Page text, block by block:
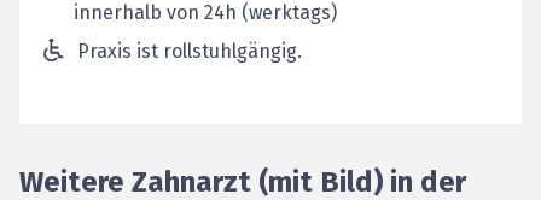
innerhalb von 24h (werktags)
Praxis ist rollstuhlgängig.
Weitere Zahnarzt (mit Bild) in der